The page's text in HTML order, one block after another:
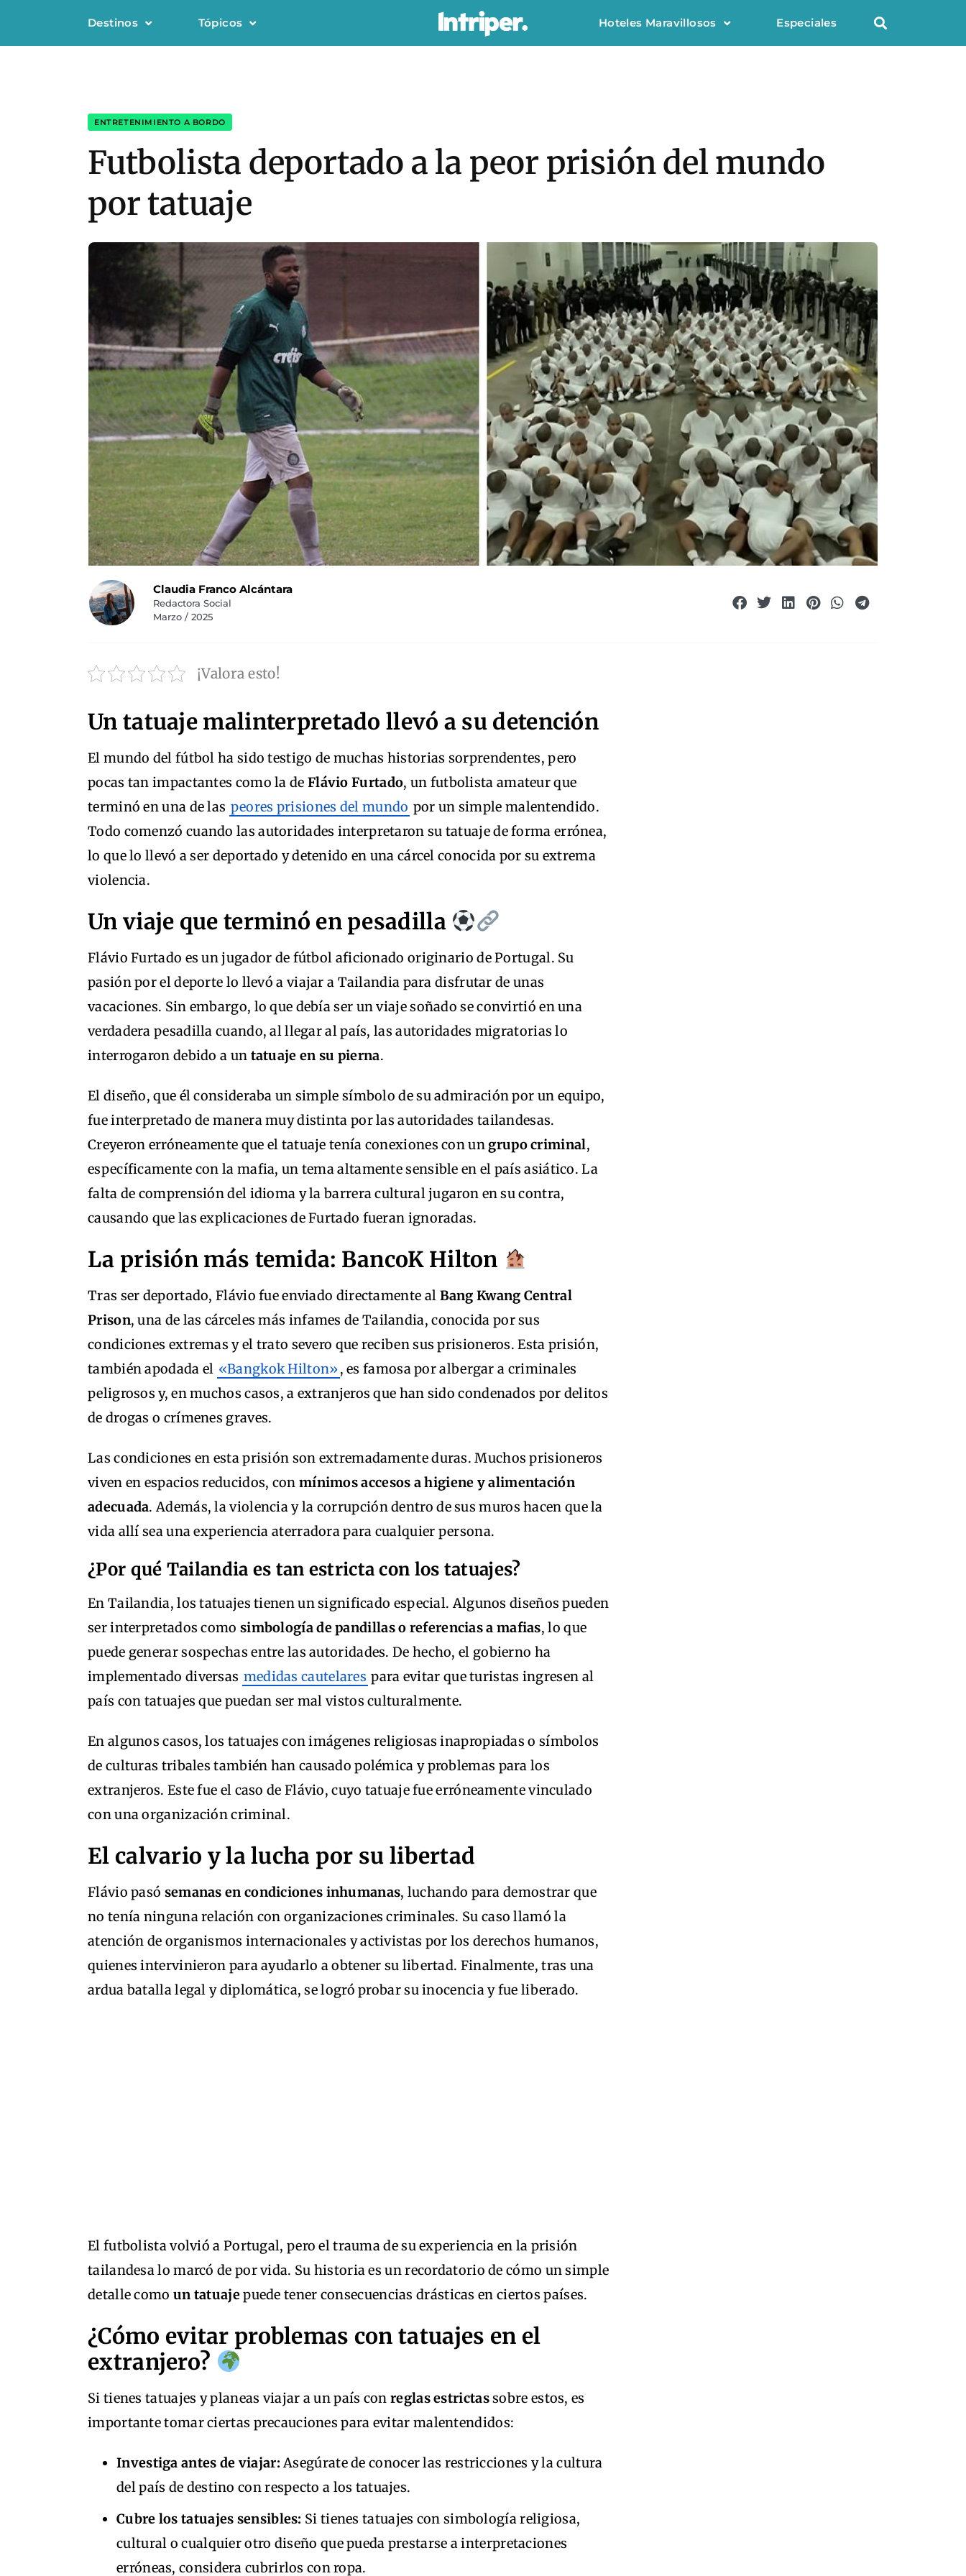
Destinos Tópicos Hoteles Maravillosos Especiales
ENTRETENIMIENTO A BORDO
Futbolista deportado a la peor prisión del mundo
por tatuaje
Claudia Franco Alcántara
Redactora Social
Marzo / 2025
¡Valora esto!
Un tatuaje malinterpretado llevó a su detención
El mundo del fútbol ha sido testigo de muchas historias sorprendentes, pero
pocas tan impactantes como la de Flávio Furtado, un futbolista amateur que
terminó en una de las peores prisiones del mundo por un simple malentendido.
Todo comenzó cuando las autoridades interpretaron su tatuaje de forma errónea,
lo que lo llevó a ser deportado y detenido en una cárcel conocida por su extrema
violencia.
Un viaje que terminó en pesadilla
Flávio Furtado es un jugador de fútbol aficionado originario de Portugal. Su
pasión por el deporte lo llevó a viajar a Tailandia para disfrutar de unas
vacaciones. Sin embargo, lo que debía ser un viaje soñado se convirtió en una
verdadera pesadilla cuando, al llegar al país, las autoridades migratorias lo
interrogaron debido a un tatuaje en su pierna.
El diseño, que él consideraba un simple símbolo de su admiración por un equipo,
fue interpretado de manera muy distinta por las autoridades tailandesas.
Creyeron erróneamente que el tatuaje tenía conexiones con ungrupo criminal,
específicamente con la mafia, un tema altamente sensible en el país asiático. La
falta de comprensión del idioma y la barrera cultural jugaron en su contra,
causando que las explicaciones de Furtado fueran ignoradas.
La prisión más temida: BancoK Hilton
Tras ser deportado, Flávio fue enviado directamente al Bang Kwang Central
Prison, una de las cárceles más infames de Tailandia, conocida por sus
condiciones extremas y el trato severo que reciben sus prisioneros. Esta prisión,
también apodada el «Bangkok Hilton», es famosa por albergar a criminales
peligrosos y, en muchos casos, a extranjeros que han sido condenados por delitos
de drogas o crímenes graves.
Las condiciones en esta prisión son extremadamente duras. Muchos prisioneros
viven en espacios reducidos, con mínimos accesos a higiene y alimentación
adecuada. Además, la violencia y la corrupción dentro de sus muros hacen que la
vida allí sea una experiencia aterradora para cualquier persona.
¿Por qué Tailandia es tan estricta con los tatuajes?
En Tailandia, los tatuajes tienen un significado especial. Algunos diseños pueden
ser interpretados como simbología de pandillas o referencias a mafias, lo que
puede generar sospechas entre las autoridades. De hecho, el gobierno ha
implementado diversas medidas cautelares para evitar que turistas ingresen al
país con tatuajes que puedan ser mal vistos culturalmente.
En algunos casos, los tatuajes con imágenes religiosas inapropiadas o símbolos
de culturas tribales también han causado polémica y problemas para los
extranjeros. Este fue el caso de Flávio, cuyo tatuaje fue erróneamente vinculado
con una organización criminal.
El calvario y la lucha por su libertad
Flávio pasó semanas en condiciones inhumanas, luchando para demostrar que
no tenía ninguna relación con organizaciones criminales. Su caso llamó la
atención de organismos internacionales y activistas por los derechos humanos,
quienes intervinieron para ayudarlo a obtener su libertad. Finalmente, tras una
ardua batalla legal y diplomática, se logró probar su inocencia y fue liberado.
El futbolista volvió a Portugal, pero el trauma de su experiencia en la prisión
tailandesa lo marcó de por vida. Su historia es un recordatorio de cómo un simple
detalle como un tatuajepuede tener consecuencias drásticas en ciertos países.
¿Cómo evitar problemas con tatuajes en el
extranjero?
Si tienes tatuajes y planeas viajar a un país con reglas estrictassobre estos, es
importante tomar ciertas precauciones para evitar malentendidos:
Investiga antes de viajar:Asegúrate de conocer las restricciones y la cultura
del país de destino con respecto a los tatuajes.
Cubre los tatuajes sensibles: Si tienes tatuajes con simbología religiosa,
cultural o cualquier otro diseño que pueda prestarse a interpretaciones
erróneas, considera cubrirlos con ropa.